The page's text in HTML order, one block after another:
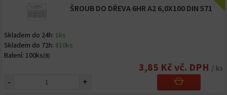
ŠROUB DO DŘEVA 6HR A2 6,0X100 DIN 571
Skladem do 24h: 1ks
Skladem do 72h: 810ks
Balení: 100ks(8)
3,85 Kč vč. DPH / ks
- +